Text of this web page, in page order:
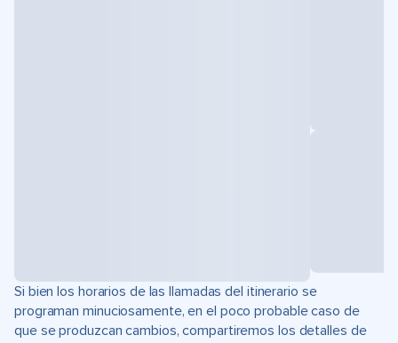
Si bien los horarios de las llamadas del itinerario se
programan minuciosamente, en el poco probable caso de
que se produzcan cambios, compartiremos los detalles de